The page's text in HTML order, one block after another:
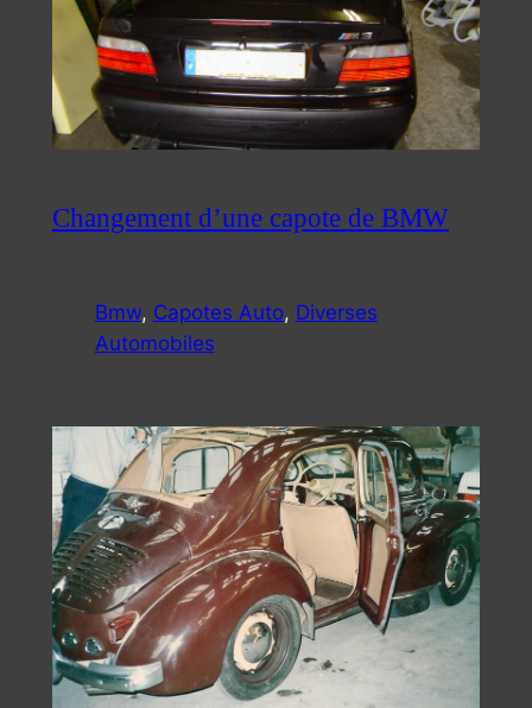
Changement d’une capote de BMW
Bmw, Capotes Auto, Diverses
Automobiles